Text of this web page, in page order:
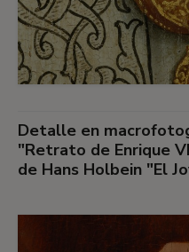
Detalle en
"Retrato de Enrique
de Hans Holbein "El